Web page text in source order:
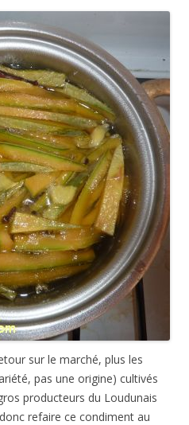
sur le marché, plus les
pas une origine) cultivés
producteurs du Loudunais
refaire ce condiment au